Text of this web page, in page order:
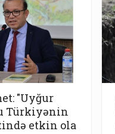
"Uyğur
Türkiyənin
etkin ola